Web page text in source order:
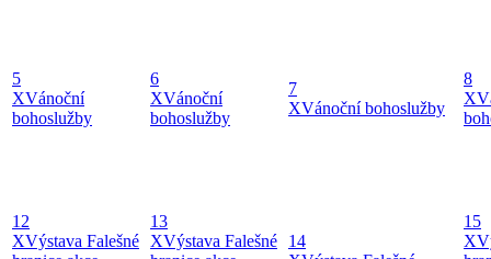
5
XVánoční
bohoslužby
6
XVánoční
bohoslužby
7
XVánoční bohoslužby
8
X
12
XVýstava Falešné
13
XVýstava Falešné
14
15
X